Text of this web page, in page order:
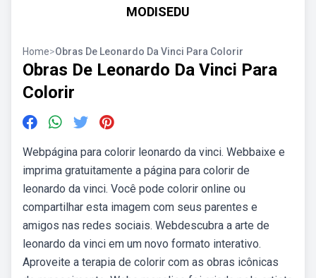
MODISEDU
Home>Obras De Leonardo Da Vinci Para Colorir
Obras De Leonardo Da Vinci Para
Colorir
Webpágina para colorir leonardo da vinci. Webbaixe e
imprima gratuitamente a página para colorir de
leonardo da vinci. Você pode colorir online ou
compartilhar esta imagem com seus parentes e
amigos nas redes sociais. Webdescubra a arte de
leonardo da vinci em um novo formato interativo.
Aproveite a terapia de colorir com as obras icônicas